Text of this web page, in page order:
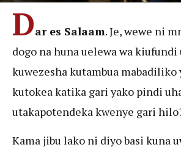
Dar es Salaam. Je, wewe ni
dogo na huna uelewa wa kiufundi
kuwezesha kutambua mabadiliko
kutokea katika gari yako pindi
utakapotendeka kwenye gari
Kama jibu lako ni diyo basi kuna